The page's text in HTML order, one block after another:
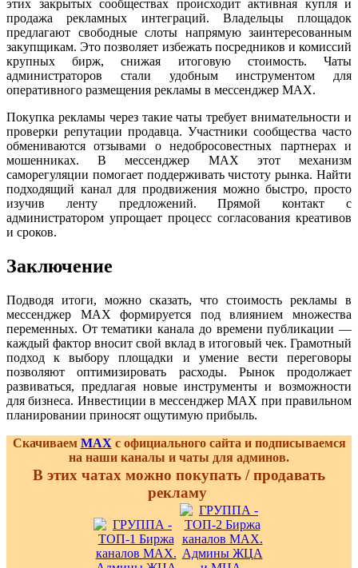
этих закрытых сообществах происходит активная купля и
продажа рекламных интеграций. Владельцы площадок
предлагают свободные слоты напрямую заинтересованным
закупщикам. Это позволяет избежать посредников и комиссий
крупных бирж, снижая итоговую стоимость. Чаты
администраторов стали удобным инструментом для
оперативного размещения рекламы в мессенджер MAX.
Покупка рекламы через такие чаты требует внимательности и
проверки репутации продавца. Участники сообщества часто
обмениваются отзывами о недобросовестных партнерах и
мошенниках. В мессенджер MAX этот механизм
саморегуляции помогает поддерживать чистоту рынка. Найти
подходящий канал для продвижения можно быстро, просто
изучив ленту предложений. Прямой контакт с
администратором упрощает процесс согласования креативов
и сроков.
Заключение
Подводя итоги, можно сказать, что стоимость рекламы в
мессенджер MAX формируется под влиянием множества
переменных. От тематики канала до времени публикации —
каждый фактор вносит свой вклад в итоговый чек. Грамотный
подход к выбору площадки и умение вести переговоры
позволяют оптимизировать расходы. Рынок продолжает
развиваться, предлагая новые инструменты и возможности
для бизнеса. Инвестиции в мессенджер MAX при правильном
планировании приносят ощутимую прибыль.
Скачиваем MAX с официального сайта и подписываемся
на наши каналы и чаты для админов.
В этих чатах можно покупать / продавать
рекламу